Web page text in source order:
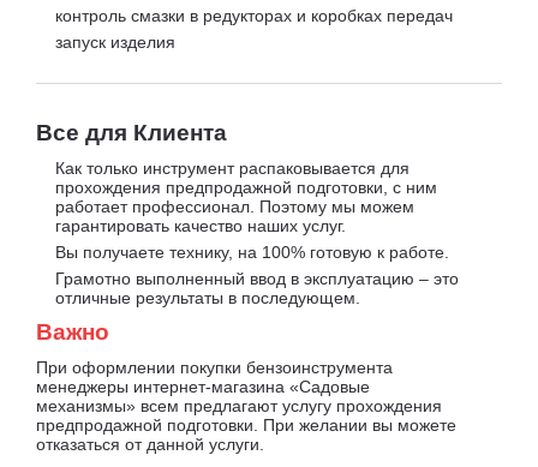
контроль смазки в редукторах и коробках передач
запуск изделия
Все для Клиента
Как только инструмент распаковывается для
прохождения предпродажной подготовки, с ним
работает профессионал. Поэтому мы можем
гарантировать качество наших услуг.
Вы получаете технику, на 100% готовую к работе.
Грамотно выполненный ввод в эксплуатацию – это
отличные результаты в последующем.
Важно
При оформлении покупки бензоинструмента
менеджеры интернет-магазина «Садовые
механизмы» всем предлагают услугу прохождения
предпродажной подготовки. При желании вы можете
отказаться от данной услуги.